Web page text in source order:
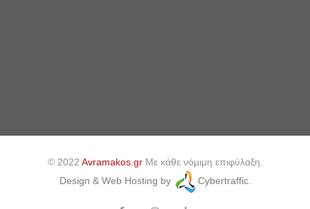
© 2022 Avramakos.grΜε κάθε νόμιμη επιφύλαξη.
Design & Web Hosting by
Cybertraffic.